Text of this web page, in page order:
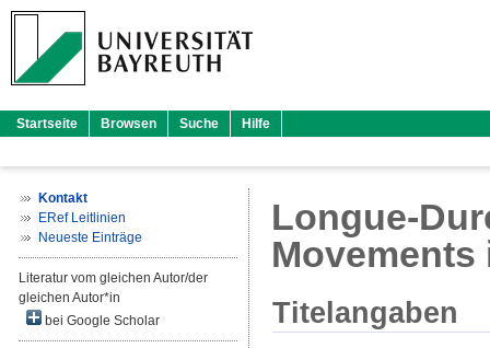
Startseite Browsen Suche Hilfe
Kontakt
ERef Leitlinien
Neueste Einträge
Literatur vom gleichen Autor/der
gleichen Autor*in
bei Google Scholar
Longue-
Movements
Titelangaben